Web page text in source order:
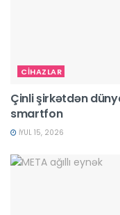
CİHAZLAR
Çinli şirkətdən
smartfon
İYUL 15, 2026